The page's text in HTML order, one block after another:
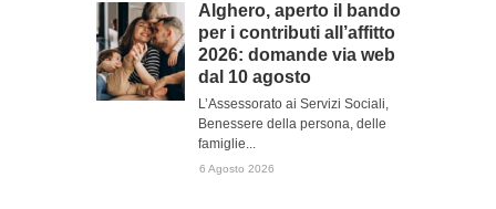
Alghero, aperto il bando
per i contributi all’affitto
2026: domande via web
dal 10 agosto
L’Assessorato ai Servizi Sociali,
Benessere della persona, delle
famiglie...
6 Agosto 2026